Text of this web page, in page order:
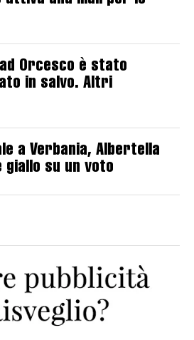
Orcesco è stato
in salvo. Altri
a Verbania, Albertella
giallo su un voto